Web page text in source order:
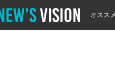
オスス